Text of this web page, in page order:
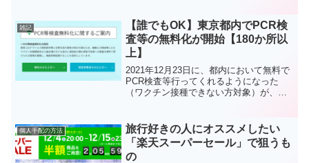
ものです。残念。
雑記
【誰でもOK】東京都内でPCR検
査等の無料化が開始【180か所以
上】
2021年12月23日に、都内において無料で
PCR検査等行ってくれるようになった
（ワクチン接種できない方対象）が、直
にブログにまとめています(^^)/
個人手配の方法
旅行好きの人にオススメしたい
「楽天スーパーセール」で狙うも
の